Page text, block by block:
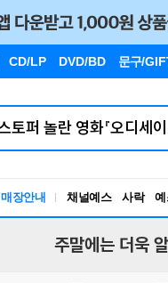
CD/LP DVD/BD 문구/
매장안내 채널예스 사락 예
주말에는 더욱